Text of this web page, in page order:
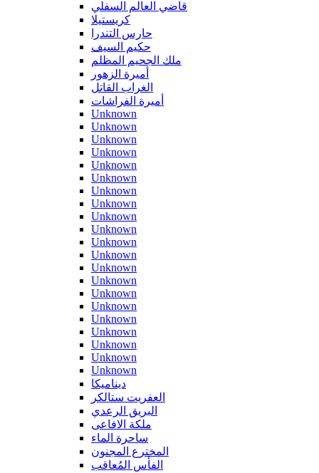
قاضي العالم السفلي
كريستيلا
حارس التندرا
حكيم السيف
ملك الجحيم المظلم
أميرة الزهور
الغراب القاتل
أميرة الفراشات
Unknown
Unknown
Unknown
Unknown
Unknown
Unknown
Unknown
Unknown
Unknown
Unknown
Unknown
Unknown
Unknown
Unknown
Unknown
Unknown
Unknown
Unknown
Unknown
Unknown
Unknown
ديناميكا
العفريت ستالكر
البريق الرعدي
ملكة الافاعى
ساحرة الماء
المخترع المجنون
الفأس المُعاقب